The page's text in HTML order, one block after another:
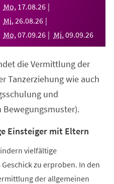
Mo, 17.08.26
Mi, 26.08.26
Mo, 07.09.26 Mi, 09.09.26
die Vermittlung der
Tanzerziehung wie auch
und
Einsteiger mit Eltern
vielfältige
zu erproben. In den
der allgemeinen